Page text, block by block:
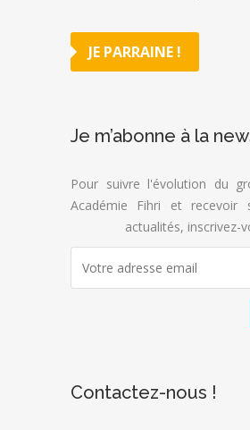
JE PARRAINE !
Je m’abonne à la
Pour suivre l'évolution du
Académie Fihri et recevoir
actualités, inscrivez-
Contactez-nous !